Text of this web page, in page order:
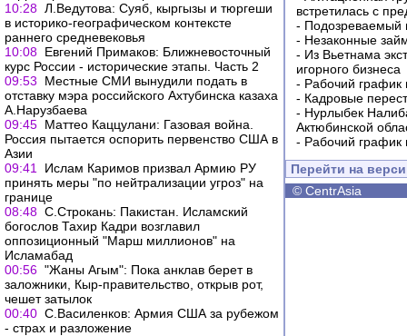
10:28 Л.Ведутова: Суяб, кыргызы и тюргеши
в историко-географическом контексте
раннего средневековья
10:08 Евгений Примаков: Ближневосточный
курс России - исторические этапы. Часть 2
09:53
Местные СМИ вынудили подать в
отставку мэра российского Ахтубинска казаха
А.Нарузбаева
09:45 Маттео Каццулани: Газовая война.
Россия пытается оспорить первенство США в
Азии
09:41
Ислам Каримов призвал Армию РУ
принять меры "по нейтрализации угроз" на
границе
08:48 С.Строкань: Пакистан. Исламский
богослов Тахир Кадри возглавил
оппозиционный "Марш миллионов" на
Исламабад
00:56 "Жаны Агым": Пока анклав берет в
заложники, Кыр-правительство, открыв рот,
чешет затылок
00:40 С.Василенков: Армия США за рубежом
- страх и разложение
встретилась с
- Подозреваемый
- Незаконные
- Из Вьетнама
игорного бизнеса
- Рабочий график
- Кадровые
- Нурлыбек
Актюбинской
- Рабочий график
Перейти на
© CentrAsia